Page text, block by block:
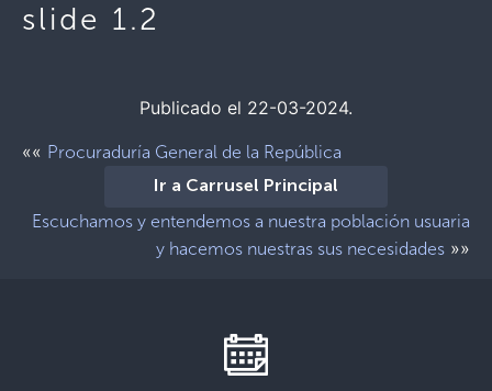
slide 1.2
Publicado el 22-03-2024.
«« Procuraduría General de la República
Ir a Carrusel Principal
Escuchamos y entendemos a nuestra población usuaria
y hacemos nuestras sus necesidades »»